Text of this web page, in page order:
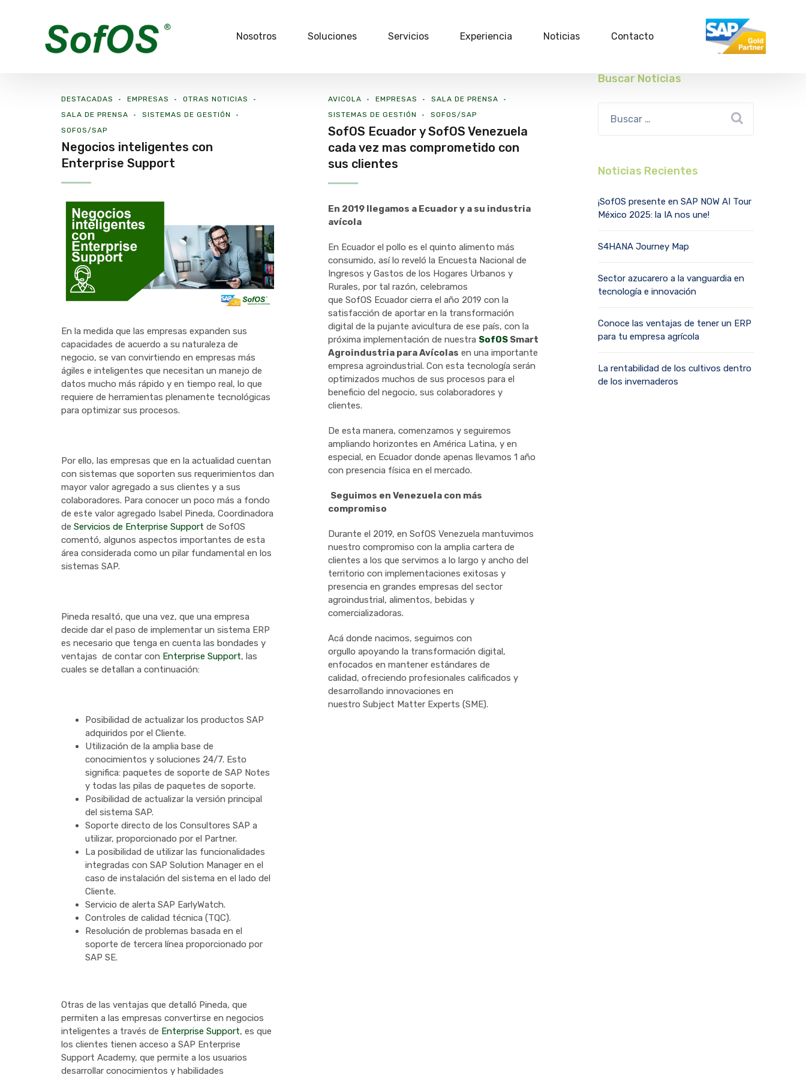
Nosotros Soluciones Servicios Experiencia Noticias Contacto
DESTACADAS EMPRESAS
OTRAS NOTICIAS
SALA DE PRENSA
SISTEMAS DE GESTIÓN
SOFOS/SAP
Negocios inteligentes con
Enterprise Support
En la medida que las empresas expanden sus
capacidades de acuerdo a su naturaleza de
negocio, se van convirtiendo en empresas más
ágiles e inteligentes que necesitan un manejo de
datos mucho más rápido y en tiempo real, lo que
requiere de herramientas plenamente tecnológicas
para optimizar sus procesos.
Por ello, las empresas que en la actualidad cuentan
con sistemas que soporten sus requerimientos dan
mayor valor agregado a sus clientes y a sus
colaboradores. Para conocer un poco más a fondo
de este valor agregado Isabel Pineda, Coordinadora
de Servicios de Enterprise Support de SofOS
comentó, algunos aspectos importantes de esta
área considerada como un pilar fundamental en los
sistemas SAP.
Pineda resaltó, que una vez, que una empresa
decide dar el paso de implementar un sistema ERP
es necesario que tenga en cuenta las bondades y
ventajas de contar con Enterprise Support, las
cuales se detallan a continuación:
Posibilidad de actualizar los productos SAP
adquiridos por el Cliente.
Utilización de la amplia base de
conocimientos y soluciones 24/7. Esto
significa: paquetes de soporte de SAP Notes
y todas las pilas de paquetes de soporte.
Posibilidad de actualizar la versión principal
del sistema SAP.
Soporte directo de los Consultores SAP a
utilizar, proporcionado por el Partner.
La posibilidad de utilizar las funcionalidades
integradas con SAP Solution Manager en el
caso de instalación del sistema en el lado del
Cliente.
Servicio de alerta SAP EarlyWatch.
Controles de calidad técnica (TQC).
Resolución de problemas basada en el
soporte de tercera línea proporcionado por
SAP SE.
Otras de las ventajas que detalló Pineda, que
permiten a las empresas convertirse en negocios
inteligentes a través de Enterprise Support, es que
los clientes tienen acceso a SAP Enterprise
Support Academy, que permite a los usuarios
desarrollar conocimientos y habilidades
AVICOLA EMPRESAS
SALA DE PRENSA
SISTEMAS DE GESTIÓN
SOFOS/SAP
SofOS Ecuador y SofOS Venezuela
cada vez mas comprometido con
sus clientes
En 2019 llegamos a Ecuadory a su industria
avícola
En Ecuador el pollo es el quinto alimento más
consumido, así lo reveló la Encuesta Nacional de
Ingresos y Gastos de los Hogares Urbanos y
Rurales, por tal razón, celebramos
que SofOS Ecuador cierra el año 2019 con la
satisfacción de aportar en la transformación
digital de la pujante avicultura de ese país, con la
próxima implementación de nuestra SofOS Smart
Agroindustria para Avícolas en una importante
empresa agroindustrial. Con esta tecnología serán
optimizados muchos de sus procesos para el
beneficio del negocio, sus colaboradores y
clientes.
De esta manera, comenzamos y seguiremos
ampliando horizontes en América Latina, y en
especial, en Ecuador donde apenas llevamos 1 año
con presencia física en el mercado.
Seguimos en Venezuela con más
compromiso
Durante el 2019, en SofOS Venezuela mantuvimos
nuestro compromiso con la amplia cartera de
clientes a los que servimos a lo largo y ancho del
territorio con implementaciones exitosas y
presencia en grandes empresas del sector
agroindustrial, alimentos, bebidas y
comercializadoras.
Acá donde nacimos, seguimos con
orgullo apoyando la transformación digital,
enfocados en mantener estándares de
calidad, ofreciendo profesionales calificados y
desarrollando innovaciones en
nuestro Subject Matter Experts (SME).
Buscar Noticias
Noticias Recientes
¡SofOS presente en SAP NOW AI Tour
México 2025: la IA nos une!
S4HANA Journey Map
Sector azucarero a la vanguardia en
tecnología e innovación
Conoce las ventajas de tener un ERP
para tu empresa agrícola
La rentabilidad de los cultivos dentro
de los invernaderos